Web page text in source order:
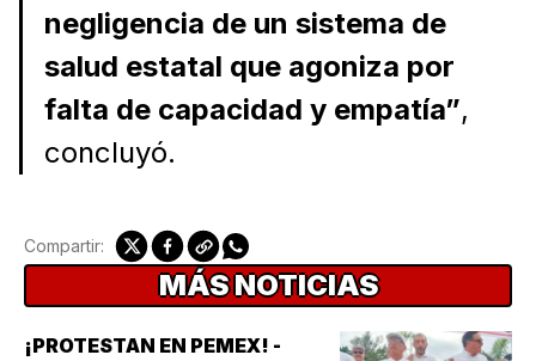
negligencia de un sistema de
salud estatal que agoniza por
falta de capacidad y empatía”,
concluyó.
Compartir:
MÁS NOTICIAS
¡PROTESTAN EN PEMEX! -